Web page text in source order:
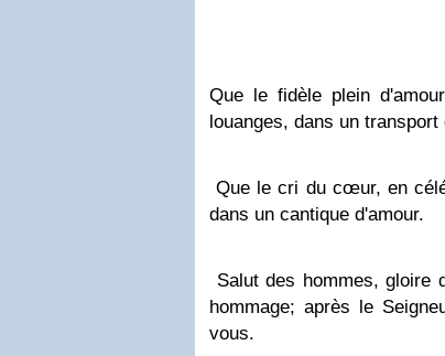
Que le fidèle plein
louanges, dans un transport
Que le cri du cœur, en
dans un cantique d'amour.
Salut des hommes, gloire
hommage; après le
vous.